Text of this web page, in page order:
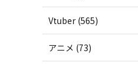
Vtuber (565)
アニメ (73)